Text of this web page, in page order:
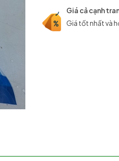
Giá cả cạnh
Giá tốt nhất và